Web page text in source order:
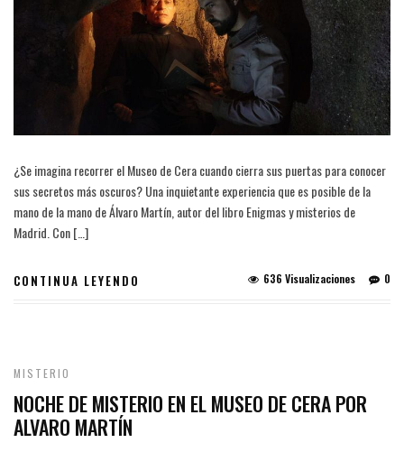
¿Se imagina recorrer el Museo de Cera cuando cierra sus puertas para conocer
sus secretos más oscuros? Una inquietante experiencia que es posible de la
mano de la mano de Álvaro Martín, autor del libro Enigmas y misterios de
Madrid. Con […]
CONTINUA LEYENDO 0
636 Visualizaciones
MISTERIO
NOCHE DE MISTERIO EN EL MUSEO DE CERA POR
ALVARO MARTÍN